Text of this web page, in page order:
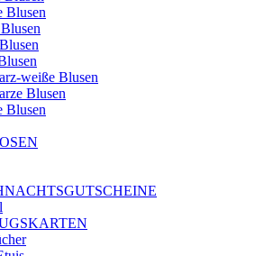
Blusen
weiße Blusen
Blusen
Blusen